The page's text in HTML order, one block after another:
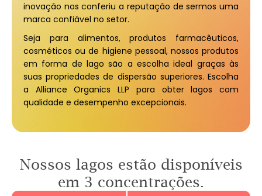
inovação nos conferiu a reputação de sermos uma
marca confiável no setor.
Seja para alimentos, produtos farmacêuticos,
cosméticos ou de higiene pessoal, nossos produtos
em forma de lago são a escolha ideal graças às
suas propriedades de dispersão superiores. Escolha
a Alliance Organics LLP para obter lagos com
qualidade e desempenho excepcionais.
Nossos lagos estão disponíveis
em 3 concentrações.